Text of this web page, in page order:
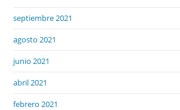
septiembre 2021
agosto 2021
junio 2021
abril 2021
febrero 2021